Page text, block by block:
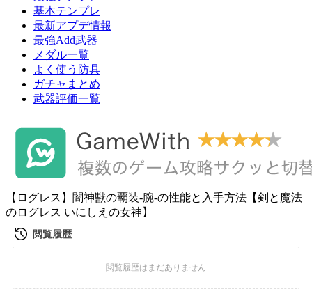
基本テンプレ
最新アプデ情報
最強Add武器
メダル一覧
よく使う防具
ガチャまとめ
武器評価一覧
【ログレス】闇神獣の覇装-腕-の性能と入手方法【剣と魔法
のログレス いにしえの女神】